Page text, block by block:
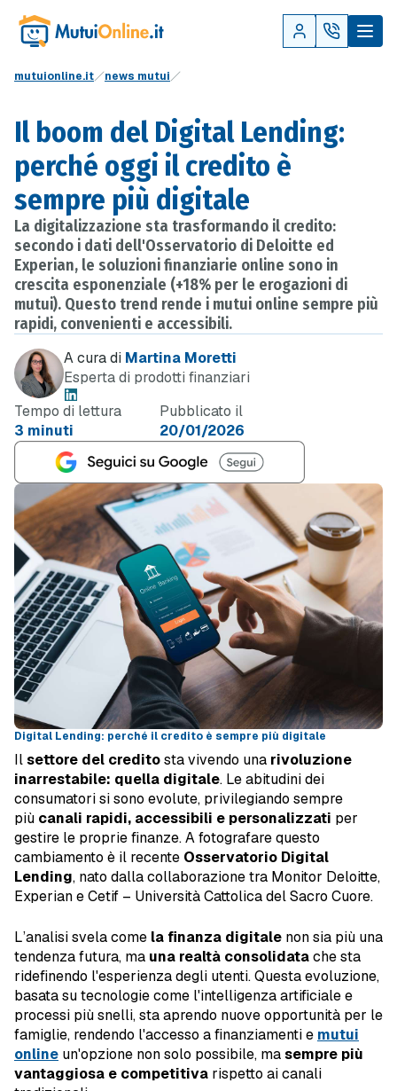
mutuionline.it news mutui
Il boom del Digital Lending:
perché oggi il credito è
sempre più digitale
La digitalizzazione sta trasformando il credito:
secondo i dati dell'Osservatorio di Deloitte ed
Experian, le soluzioni finanziarie online sono in
crescita esponenziale (+18% per le erogazioni di
mutui). Questo trend rende i mutui online sempre più
rapidi, convenienti e accessibili.
A cura di Martina Moretti
Esperta di prodotti finanziari
Tempo di lettura
3 minuti
Pubblicato il
20/01/2026
Digital Lending: perché il credito è sempre più digitale
Ilsettore del creditosta vivendo una rivoluzione
inarrestabile: quella digitale. Le abitudini dei
consumatori si sono evolute, privilegiando sempre
più canali rapidi, accessibili e personalizzati per
gestire le proprie finanze. A fotografare questo
cambiamento è il recente Osservatorio Digital
Lending, nato dalla collaborazione tra Monitor Deloitte,
Experian e Cetif – Università Cattolica del Sacro Cuore.
L’analisi svela come la finanza digitale non sia più una
tendenza futura, ma una realtà consolidatache sta
ridefinendo l'esperienza degli utenti. Questa evoluzione,
basata su tecnologie come l'intelligenza artificiale e
processi più snelli, sta aprendo nuove opportunità per le
famiglie, rendendo l'accesso a finanziamenti e mutui
online un'opzione non solo possibile, masempre più
vantaggiosa e competitiva rispetto ai canali